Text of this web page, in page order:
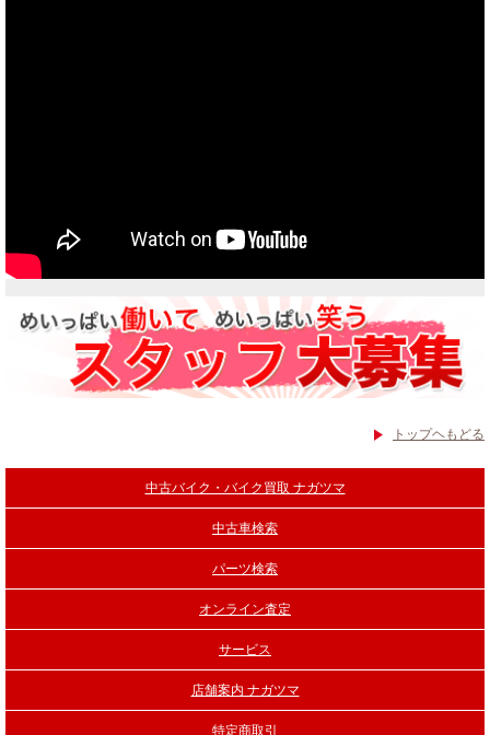
トップヘもどる
中古バイク・バイク買取 ナガツマ
中古車検索
パーツ検索
オンライン査定
サービス
店舗案内 ナガツマ
特定商取引